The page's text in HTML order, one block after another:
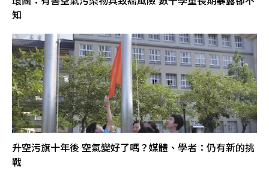
知
升空污旗十年後 空氣變好了嗎？媒體、學者：仍有新的挑
戰